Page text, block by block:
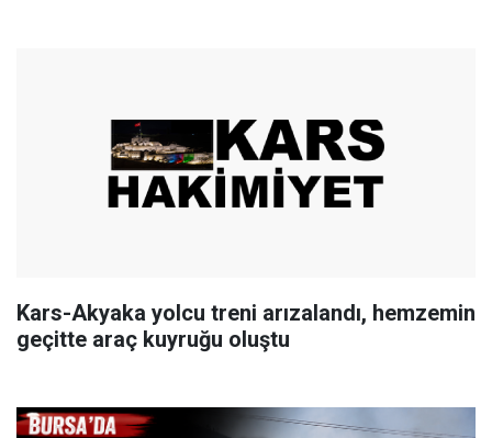
Kars-Akyaka yolcu treni arızalandı, hemzemin
geçitte araç kuyruğu oluştu